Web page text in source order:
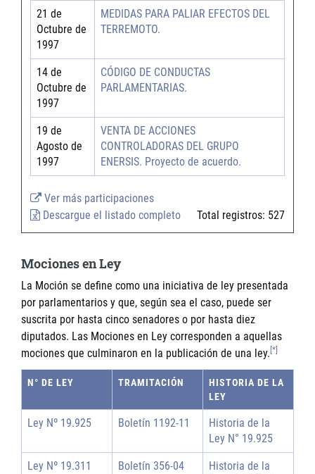
21 de
Octubre de
1997
MEDIDAS PARA PALIAR EFECTOS DEL
TERREMOTO.
14 de
Octubre de
1997
CÓDIGO DE CONDUCTAS
PARLAMENTARIAS.
19 de
Agosto de
1997
VENTA DE ACCIONES
CONTROLADORAS DEL GRUPO
ENERSIS. Proyecto de acuerdo.
Ver más participaciones
Descargue el listado completo
Total registros: 527
Mociones en Ley
La Moción se define como una iniciativa de ley presentada
por parlamentarios y que, según sea el caso, puede ser
suscrita por hasta cinco senadores o por hasta diez
diputados. Las Mociones en Ley corresponden a aquellas
mociones que culminaron en la publicación de una ley. [*]
N° DE LEY TRAMITACIÓN
HISTORIA DE LA
LEY
Ley Nº 19.925 Boletín 1192-11
Historia de la
Ley N° 19.925
Ley Nº 19.311 Boletín 356-04
Historia de la